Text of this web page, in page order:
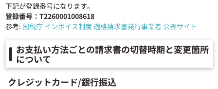
下記が登録番号になります。
登録番号：T2260001008618
参考: 国税庁 インボイス制度 適格請求書発行事業者 公表サイト
お支払い方法ごとの請求書の切替時期と変更箇所
について
クレジットカード/銀行振込